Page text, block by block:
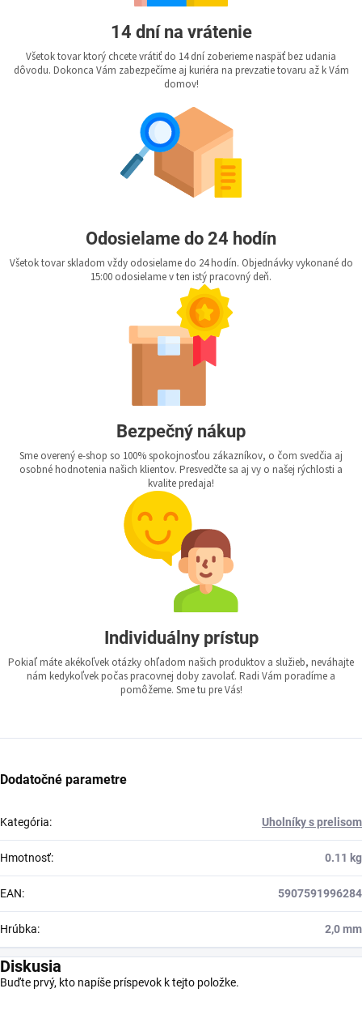
14 dní na vrátenie
Všetok tovar ktorý chcete vrátiť do 14 dní zoberieme naspäť bez udania
dôvodu. Dokonca Vám zabezpečíme aj kuriéra na prevzatie tovaru až k Vám
domov!
Odosielame do 24 hodín
Všetok tovar skladom vždy odosielame do 24 hodín. Objednávky vykonané do
15:00 odosielame v ten istý pracovný deň.
Bezpečný nákup
Sme overený e-shop so 100% spokojnosťou zákazníkov, o čom svedčia aj
osobné hodnotenia našich klientov. Presvedčte sa aj vy o našej rýchlosti a
kvalite predaja!
Individuálny prístup
Pokiaľ máte akékoľvek otázky ohľadom našich produktov a služieb, neváhajte
nám kedykoľvek počas pracovnej doby zavolať. Radi Vám poradíme a
pomôžeme. Sme tu pre Vás!
Dodatočné parametre
Kategória: Uholníky s prelisom
Hmotnosť: 0.11 kg
EAN: 5907591996284
Hrúbka: 2,0 mm
Diskusia
Buďte prvý, kto napíše príspevok k tejto položke.